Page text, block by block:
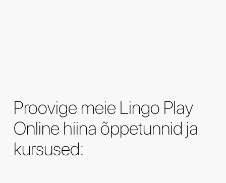
Proovige meie Lingo Play
Online hiina õppetunnid ja
kursused: